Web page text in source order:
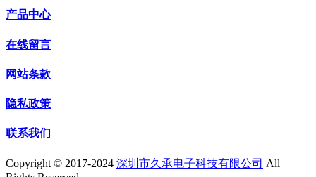
产品中心
在线留言
网站条款
隐私政策
联系我们
Copyright © 2017-2024 深圳市久承电子科技有限公司 All